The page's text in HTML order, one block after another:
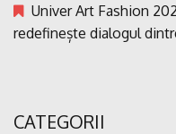
Univer Art Fashion
redefinește dialogul
CATEGORII